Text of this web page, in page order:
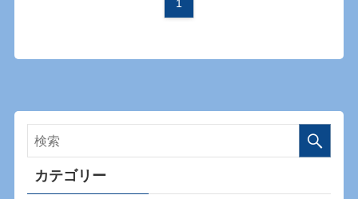
1
カテゴリー